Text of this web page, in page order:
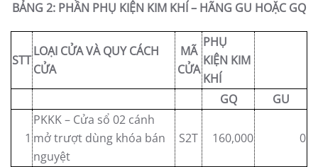
BẢNG 2: PHẦN PHỤ KIỆN KIM KHÍ – HÃNG GU HOẶC GQ
STT
LOẠI CỬA VÀ QUY CÁCH
CỬA
MÃ
CỬA
PHỤ
KIỆN KIM
KHÍ
GQ
GU
1
PKKK – Cửa sổ 02 cánh
mở trượt dùng khóa bán
nguyệt
S2T 160,000 0